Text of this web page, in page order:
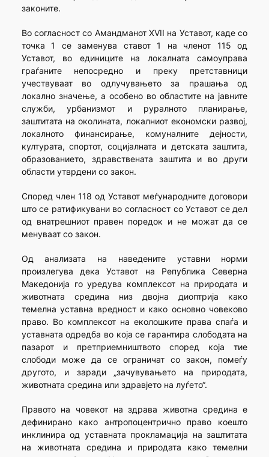
законите.
Во согласност со Амандманот XVII на Уставот, каде со
точка 1 се заменува ставот 1 на членот 115 од
Уставот, во единиците на локалната самоуправа
граѓаните непосредно и преку претставници
учествуваат во одлучувањето за прашања од
локално значење, а особено во областите на јавните
служби, урбанизмот и руралното планирање,
заштитата на околината, локалниот економски развој,
локалното финансирање, комуналните дејности,
културата, спортот, социјалната и детската заштита,
образованието, здравствената заштита и во други
области утврдени со закон.
Според член 118 од Уставот меѓународните договори
што се ратификувани во согласност со Уставот се дел
од внатрешниот правен поредок и не можат да се
менуваат со закон.
Од анализата на наведените уставни норми
произлегува дека Уставот на Република Северна
Македонија го уредува комплексот на природата и
животната средина низ двојна диоптрија како
темелна уставна вредност и како основно човеково
право. Во комплексот на еколошките права спаѓа и
уставната одредба во која се гарантира слободата на
пазарот и претприемништвото според која тие
слободи може да се ограничат со закон, помеѓу
другото, и заради „зачувувањето на природата,
животната средина или здравјето на луѓето“.
Правото на човекот на здрава животна средина е
дефинирано како антропоцентрично право коешто
инклинира од уставната прокламација на заштитата
на животната средина и природата како темелни